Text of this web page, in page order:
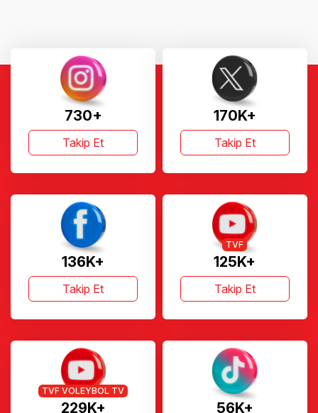
730+
Takip Et
170K+
Takip Et
136K+
Takip Et
125K+
TVF
Takip Et
229K+
TVF VOLEYBOL TV
56K+